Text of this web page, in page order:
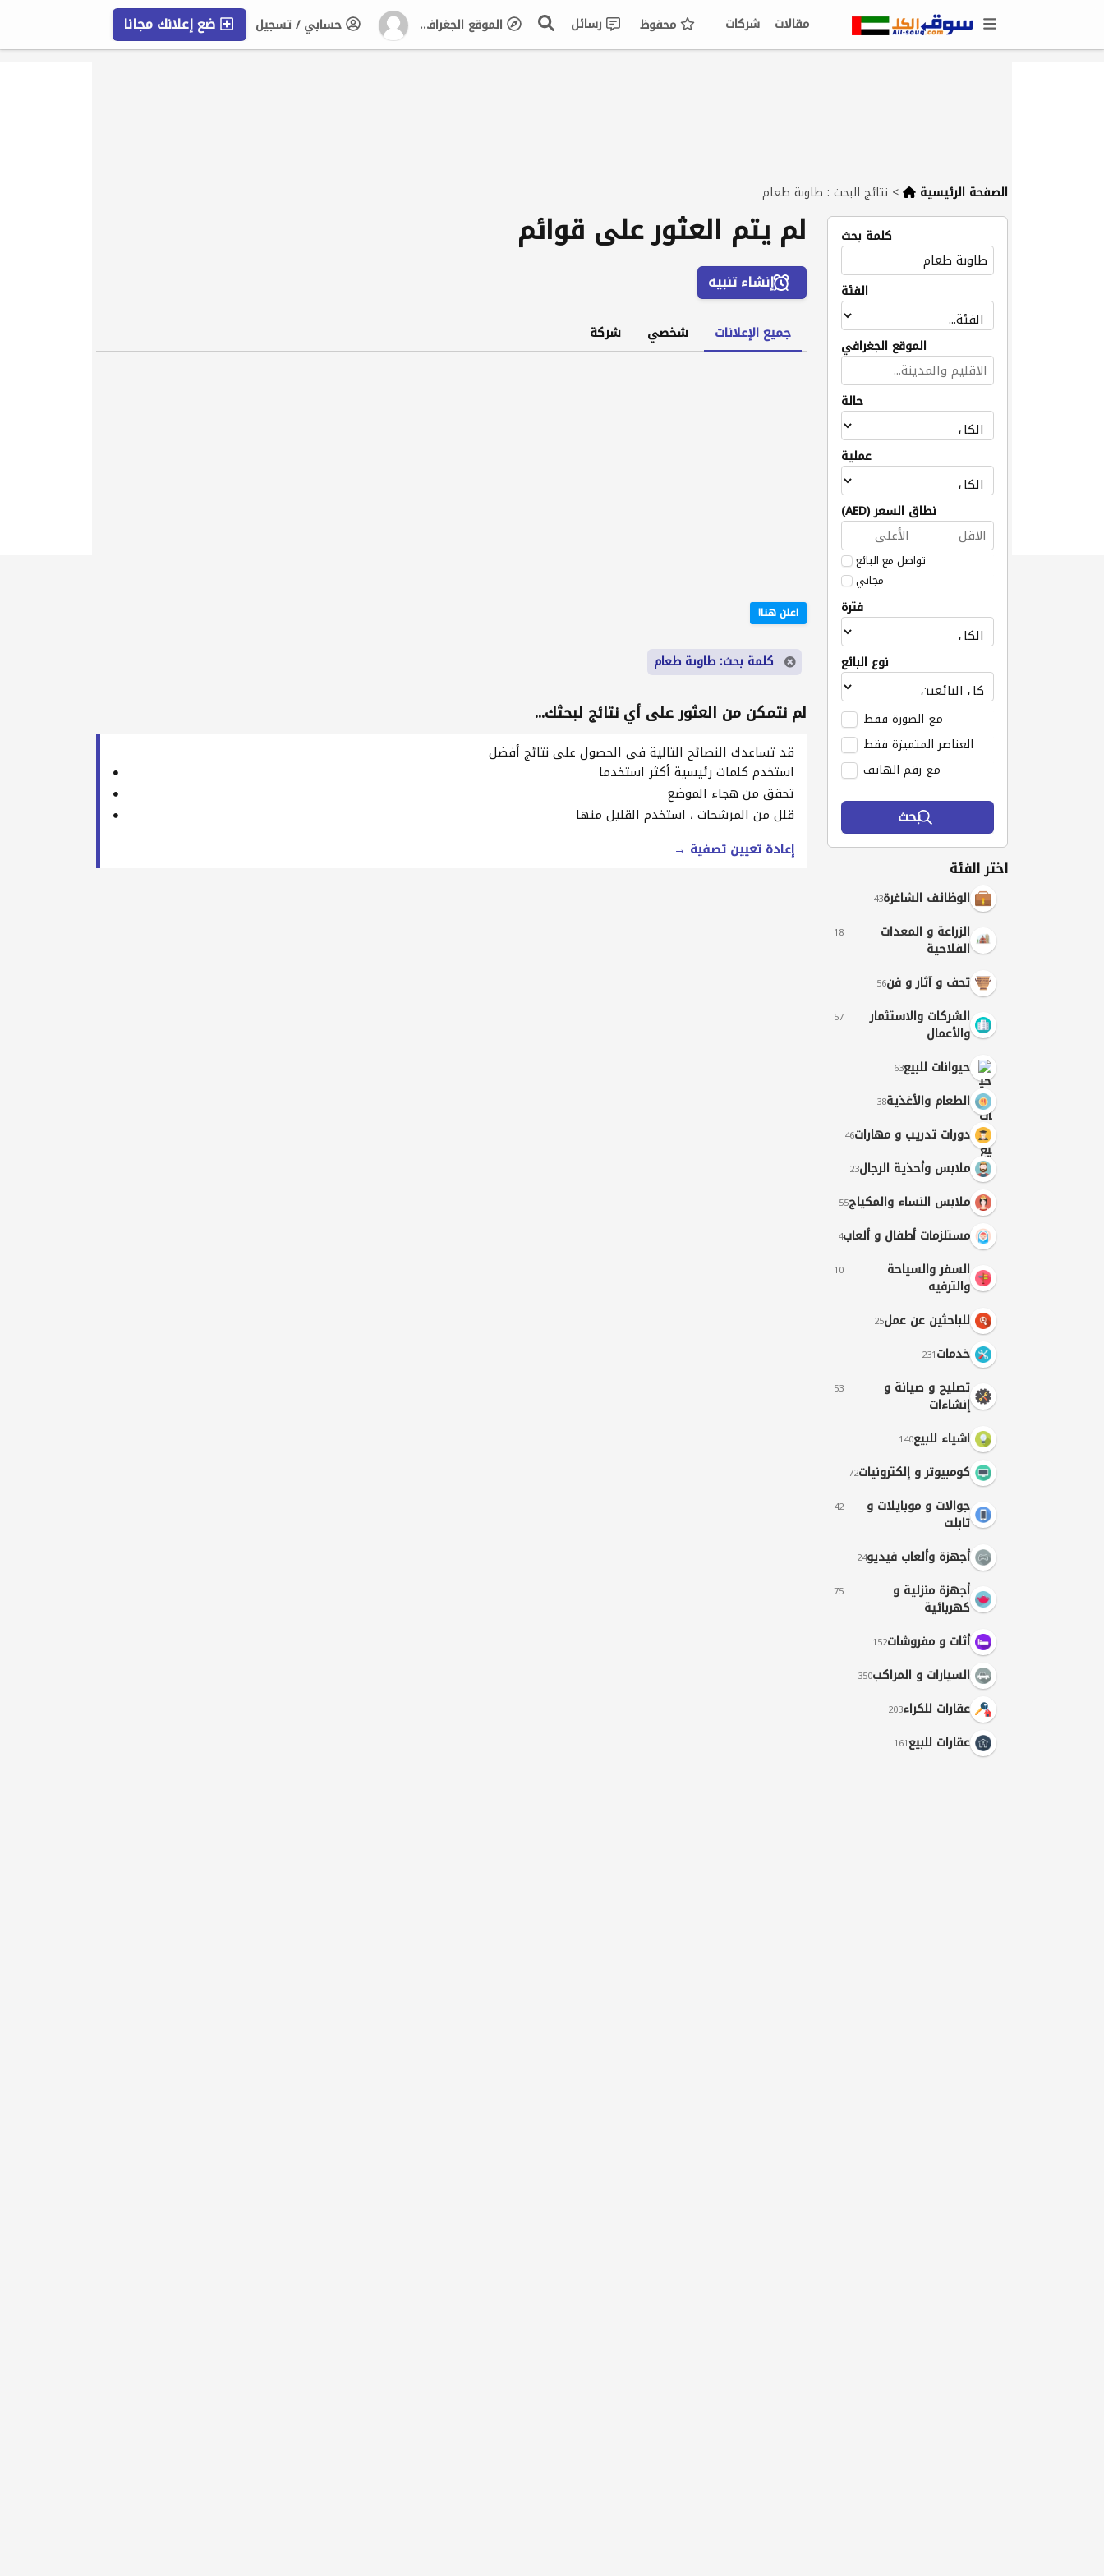
ضع إعلانك مجانا حسابي / تسجيل الموقع الجغرافي رسائل محفوظ شركات
مقالات
التعليمات
الصفحة الرئيسية > نتائج البحث : طاوىة طعام
كلمة بحث
الفئة
الموقع الجغرافي
حالة
عملية
نطاق السعر (AED)
تواصل مع البائع
مجاني
فترة
نوع البائع
مع الصورة فقط
العناصر المتميزة فقط
مع رقم الهاتف
بحث
اختر الفئة
الوظائف الشاغرة43
الزراعة و المعدات
الفلاحية
18
تحف و آثار و فن56
الشركات والاستثمار
والأعمال
57
حيوانات للبيع63
الطعام والأغذية38
دورات تدريب و مهارات46
ملابس وأحذية الرجال23
ملابس النساء والمكياج55
مستلزمات أطفال و ألعاب4
السفر والسياحة
والترفيه
10
للباحثين عن عمل25
خدمات231
تصليح و صيانة و
إنشاءات
53
اشياء للبيع140
كومبيوتر و إلكترونيات72
جوالات و موبايلات و
تابلت
42
أجهزة وألعاب فيديو24
أجهزة منزلية و
كهربائية
75
أثات و مفروشات152
السيارات و المراكب350
عقارات للكراء203
عقارات للبيع161
لم يتم العثور على قوائم
إنشاء تنبيه
جميع الإعلانات شخصي شركة
اعلن هنا!
كلمة بحث: طاوىة طعام
لم نتمكن من العثور على أي نتائج لبحثك...
قد تساعدك النصائح التالية في الحصول على نتائج أفضل
استخدم كلمات رئيسية أكثر استخدما
تحقق من هجاء الموضع
قلل من المرشحات ، استخدم القليل منها
إعادة تعيين تصفية →